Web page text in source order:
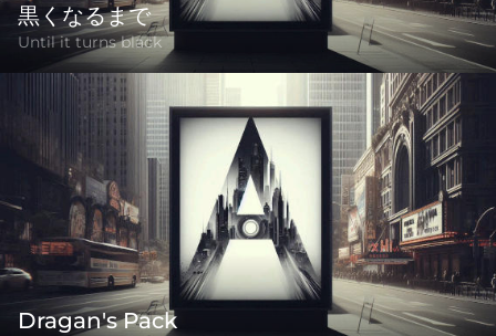
黒くなるまで
Until it turns black
Dragan's Pack